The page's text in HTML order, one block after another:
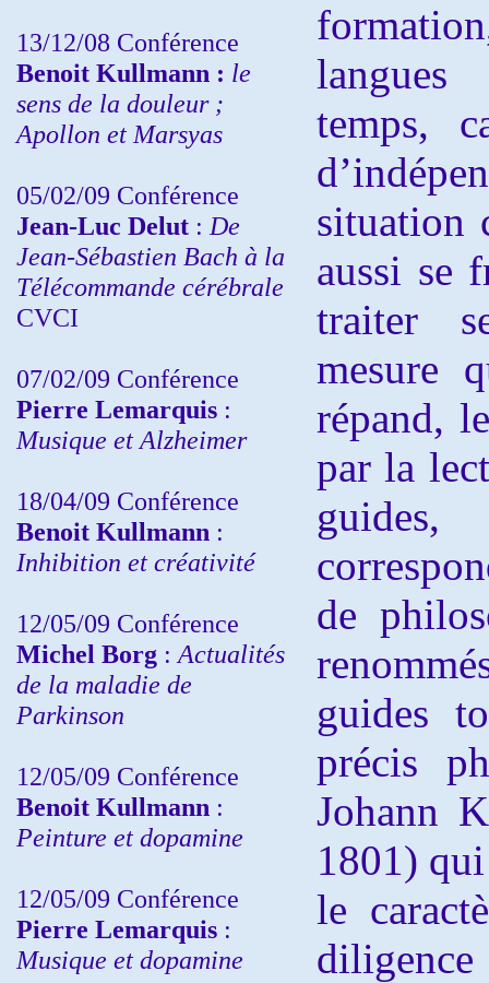
13/12/08 Conférence
Benoit Kullmann : le
sens de la douleur ;
Apollon et Marsyas
05/02/09 Conférence
Jean-Luc Delut : De
Jean-Sébastien Bach à la
Télécommande cérébrale
CVCI
07/02/09 Conférence
Pierre Lemarquis :
Musique et Alzheimer
18/04/09 Conférence
Benoit Kullmann :
Inhibition et créativité
12/05/09 Conférence
Michel Borg : Actualités
de la maladie de
Parkinson
12/05/09 Conférence
Benoit Kullmann :
Peinture et dopamine
12/05/09 Conférence
Pierre Lemarquis :
Musique et dopamine
temps,
situation
aussi se
traiter
mesure
répand,
par la
de
guides
précis
Johann
1801)
le
diligence